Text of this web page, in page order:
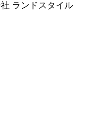
ランドスタイル